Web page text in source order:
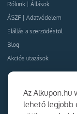
Az Alkupon.hu
lehető legjobb
Rólunk
Állások
ÁSZF
Adatvédelem
Elállás a szerződéstől
Blog
Akciós utazások